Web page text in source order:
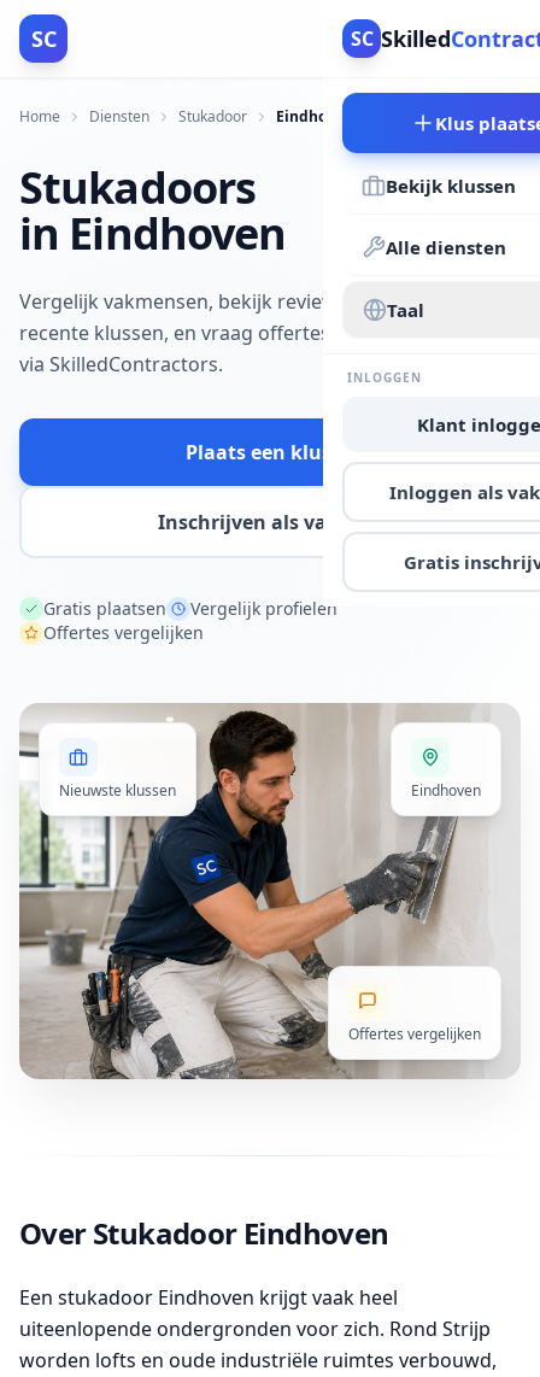
SC SC Skilled
Klus
Bekijk klussen
Alle diensten
Taal
INLOGGEN
Klant
Inloggen als
Gratis
Home Diensten Stukadoor Eindhoven
Stukadoors
in Eindhoven
Vergelijk vakmensen, bekijk reviews en
recente klussen, en vraag offertes aan
via SkilledContractors.
Plaats een klus
Inschrijven als vakman
Gratis plaatsen
Vergelijk profielen
Offertes vergelijken
Nieuwste klussen Eindhoven
Offertes vergelijken
Over Stukadoor Eindhoven
Een stukadoor Eindhoven krijgt vaak heel
uiteenlopende ondergronden voor zich. Rond Strijp
worden lofts en oude industriële ruimtes verbouwd,